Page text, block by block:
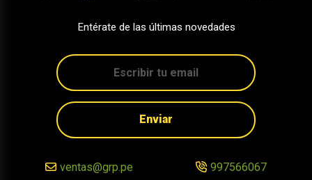
Entérate de las últimas novedades
Enviar
ventas@grp.pe 997566067